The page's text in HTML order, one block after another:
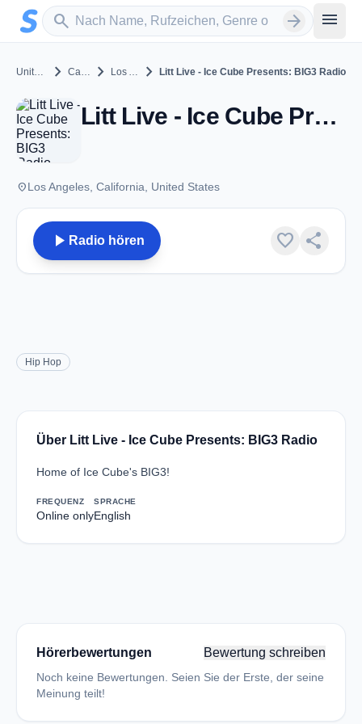
Zum Hauptinhalt springen
search
Sender suchen arrow_forward menu
United States chevron_right California chevron_right Los Angeles chevron_right Litt Live - Ice Cube Presents: BIG3 Radio
Litt Live - Ice Cube Presents: BIG3 Radio - Los Angeles, CA
placeLos Angeles, California, United States
play_arrow Radio hören favorite share
Hip Hop
Über Litt Live - Ice Cube Presents: BIG3 Radio
Home of Ice Cube's BIG3!
FREQUENZ
Online only
SPRACHE
English
Hörerbewertungen Bewertung schreiben
Noch keine Bewertungen. Seien Sie der Erste, der seine
Meinung teilt!